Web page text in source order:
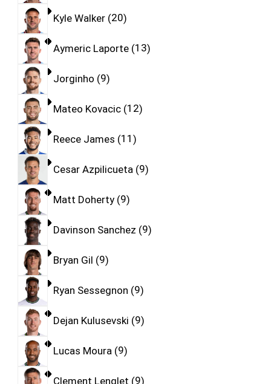
Kyle Walker 20
Aymeric Laporte 13
Jorginho 9
Mateo Kovacic 12
Reece James 11
Cesar Azpilicueta 9
Matt Doherty 9
Davinson Sanchez 9
Bryan Gil 9
Ryan Sessegnon 9
Dejan Kulusevski 9
Lucas Moura 9
Clement Lenglet 9